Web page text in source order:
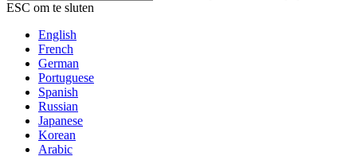
ESC om te sluten
English
French
German
Portuguese
Spanish
Russian
Japanese
Korean
Arabic